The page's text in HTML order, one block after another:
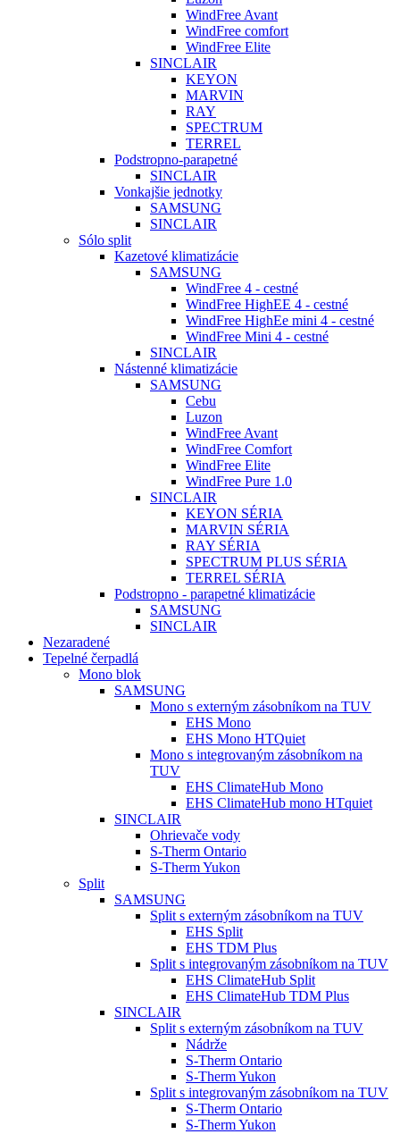
WindFree Avant
WindFree comfort
WindFree Elite
SINCLAIR
KEYON
MARVIN
RAY
SPECTRUM
TERREL
Podstropno-parapetné
SINCLAIR
Vonkajšie jednotky
SAMSUNG
SINCLAIR
Sólo split
Kazetové klimatizácie
SAMSUNG
WindFree 4 - cestné
WindFree HighEE 4 - cestné
WindFree HighEe mini 4 - cestné
WindFree Mini 4 - cestné
SINCLAIR
Nástenné klimatizácie
SAMSUNG
Cebu
Luzon
WindFree Avant
WindFree Comfort
WindFree Elite
WindFree Pure 1.0
SINCLAIR
KEYON SÉRIA
MARVIN SÉRIA
RAY SÉRIA
SPECTRUM PLUS SÉRIA
TERREL SÉRIA
Podstropno - parapetné klimatizácie
SAMSUNG
SINCLAIR
Nezaradené
Tepelné čerpadlá
Mono blok
SAMSUNG
Mono s externým zásobníkom na TUV
EHS Mono
EHS Mono HTQuiet
Mono s integrovaným zásobníkom na
TUV
EHS ClimateHub Mono
EHS ClimateHub mono HTquiet
SINCLAIR
Ohrievače vody
S-Therm Ontario
S-Therm Yukon
Split
SAMSUNG
Split s externým zásobníkom na TUV
EHS Split
EHS TDM Plus
Split s integrovaným zásobníkom na TUV
EHS ClimateHub Split
EHS ClimateHub TDM Plus
SINCLAIR
Split s externým zásobníkom na TUV
Nádrže
S-Therm Ontario
S-Therm Yukon
Split s integrovaným zásobníkom na TUV
S-Therm Ontario
S-Therm Yukon